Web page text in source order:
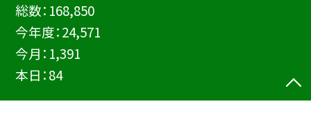
総数： 168,850
今年度：24,571
今月： 1,391
本日：84